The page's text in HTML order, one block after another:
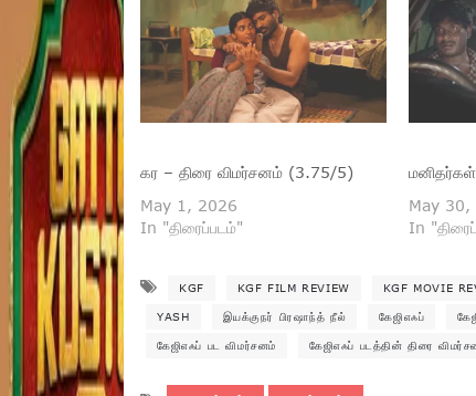
கர – திரை விமர்சனம் (3.75/5)
May 1, 2026
In "திரைப்படம்"
May 30,
In
KGF KGF FILM REVIEW KGF MOVIE
YASH இயக்குநர் பிரஷாந்த் நீல் கேஜிஎஃப்
கேஜிஎஃப் பட விமர்சனம் கேஜிஎஃப் படத்தின் திரை